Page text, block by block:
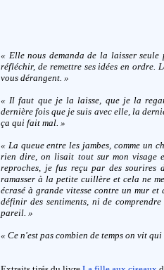
« Elle nous demanda de la laisser
réfléchir, de remettre ses idées en ordre.
vous dérangent. »
« Il faut que je la laisse, que je la
dernière fois que je suis avec elle, la
ça qui fait mal. »
« La queue entre les jambes, comme un
rien dire, on lisait tout sur mon visage
reproches, je fus reçu par des sourires
ramasser à la petite cuillère et cela ne
écrasé à grande vitesse contre un mur
définir des sentiments, ni de
pareil. »
« Ce n'est pas combien de temps on vit